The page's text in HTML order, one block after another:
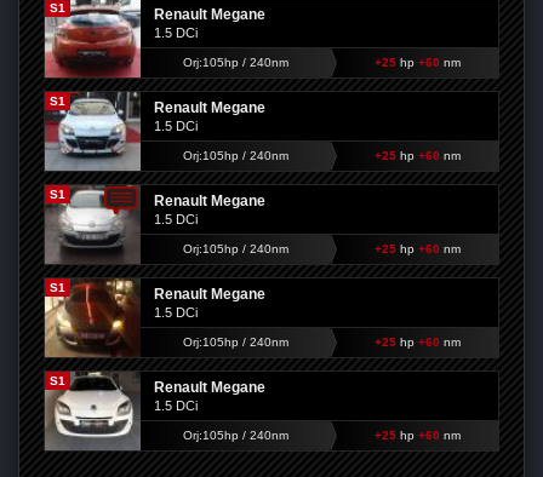
S1 Renault Megane
1.5 DCi
Orj:105hp / 240nm +25hp +60 nm
S1 Renault Megane
1.5 DCi
Orj:105hp / 240nm +25hp +60 nm
S1 Renault Megane
1.5 DCi
Orj:105hp / 240nm +25hp +60 nm
S1 Renault Megane
1.5 DCi
Orj:105hp / 240nm +25hp +60 nm
S1 Renault Megane
1.5 DCi
Orj:105hp / 240nm +25hp +60 nm